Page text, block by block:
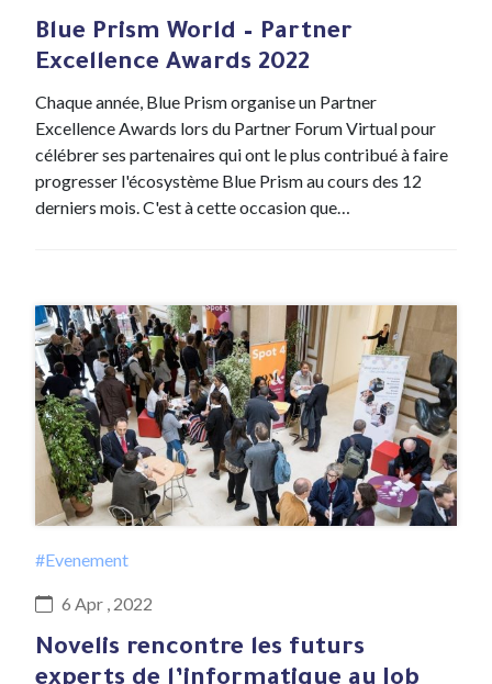
Blue Prism World – Partner
Excellence Awards 2022
Chaque année, Blue Prism organise un Partner
Excellence Awards lors du Partner Forum Virtual pour
célébrer ses partenaires qui ont le plus contribué à faire
progresser l'écosystème Blue Prism au cours des 12
derniers mois. C'est à cette occasion que…
#Evenement
6 Apr , 2022
Novelis rencontre les futurs